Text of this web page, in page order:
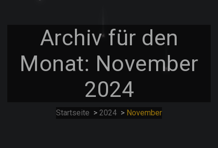
Archiv für den
Monat: November
2024
Startseite > 2024 > November